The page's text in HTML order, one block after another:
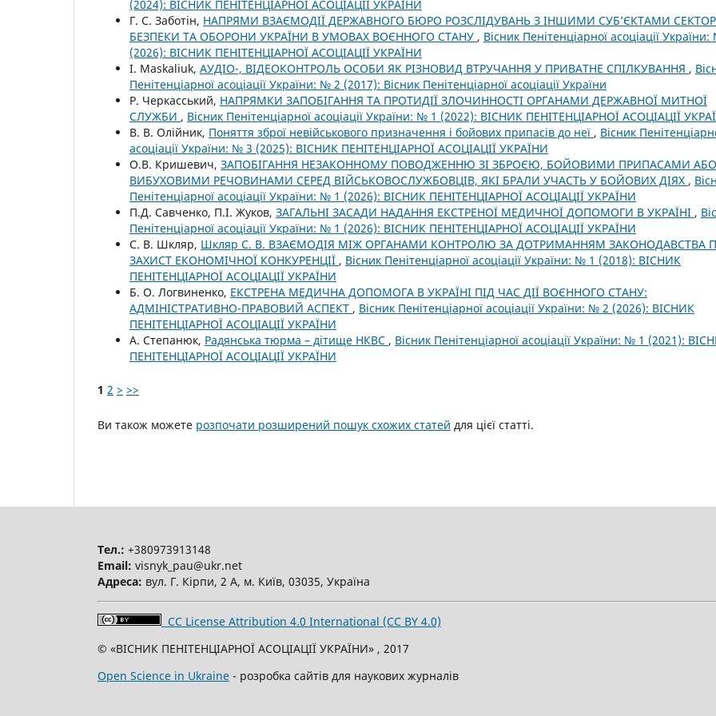
(2024): ВІСНИК ПЕНІТЕНЦІАРНОЇ АСОЦІАЦІЇ УКРАЇНИ
Г. С. Заботін, НАПРЯМИ ВЗАЄМОДІЇ ДЕРЖАВНОГО БЮРО РОЗСЛІДУВАНЬ З ІНШИМИ СУБ’ЄКТАМИ
БЕЗПЕКИ ТА ОБОРОНИ УКРАЇНИ В УМОВАХ ВОЄННОГО СТАНУ , Вісник Пенітенціарної асоціації
(2026): ВІСНИК ПЕНІТЕНЦІАРНОЇ АСОЦІАЦІЇ УКРАЇНИ
І. Маskаliuk, АУДІО-, ВІДЕОКОНТРОЛЬ ОСОБИ ЯК РІЗНОВИД ВТРУЧАННЯ У ПРИВАТНЕ СПІЛКУВАННЯ ,
Пенітенціарної асоціації України: № 2 (2017): Вісник Пенітенціарної асоціації України
Р. Черкасський, НАПРЯМКИ ЗАПОБІГАННЯ ТА ПРОТИДІЇ ЗЛОЧИННОСТІ ОРГАНАМИ ДЕРЖАВНОЇ МИТНОЇ
СЛУЖБИ , Вісник Пенітенціарної асоціації України: № 1 (2022): ВІСНИК ПЕНІТЕНЦІАРНОЇ АСОЦІАЦІЇ
В. В. Олійник, Поняття зброї невійськового призначення і бойових припасів до неї , Вісник
асоціації України: № 3 (2025): ВІСНИК ПЕНІТЕНЦІАРНОЇ АСОЦІАЦІЇ УКРАЇНИ
О.В. Кришевич, ЗАПОБІГАННЯ НЕЗАКОННОМУ ПОВОДЖЕННЮ ЗІ ЗБРОЄЮ, БОЙОВИМИ ПРИПАСАМИ АБО
ВИБУХОВИМИ РЕЧОВИНАМИ СЕРЕД ВІЙСЬКОВОСЛУЖБОВЦІВ, ЯКІ БРАЛИ УЧАСТЬ У БОЙОВИХ ДІЯХ ,
Пенітенціарної асоціації України: № 1 (2026): ВІСНИК ПЕНІТЕНЦІАРНОЇ АСОЦІАЦІЇ УКРАЇНИ
П.Д. Савченко, П.І. Жуков, ЗАГАЛЬНІ ЗАСАДИ НАДАННЯ ЕКСТРЕНОЇ МЕДИЧНОЇ ДОПОМОГИ В УКРАЇНІ ,
Пенітенціарної асоціації України: № 1 (2026): ВІСНИК ПЕНІТЕНЦІАРНОЇ АСОЦІАЦІЇ УКРАЇНИ
С. В. Шкляр, Шкляр С. В. ВЗАЄМОДІЯ МІЖ ОРГАНАМИ КОНТРОЛЮ ЗА ДОТРИМАННЯМ ЗАКОНОДАВСТВА
ЗАХИСТ ЕКОНОМІЧНОЇ КОНКУРЕНЦІЇ , Вісник Пенітенціарної асоціації України: № 1 (2018): ВІСНИК
ПЕНІТЕНЦІАРНОЇ АСОЦІАЦІЇ УКРАЇНИ
Б. О. Логвиненко, ЕКСТРЕНА МЕДИЧНА ДОПОМОГА В УКРАЇНІ ПІД ЧАС ДІЇ ВОЄННОГО СТАНУ:
АДМІНІСТРАТИВНО-ПРАВОВИЙ АСПЕКТ , Вісник Пенітенціарної асоціації України: № 2 (2026): ВІСНИК
ПЕНІТЕНЦІАРНОЇ АСОЦІАЦІЇ УКРАЇНИ
А. Степанюк, Радянська тюрма – дітище НКВС , Вісник Пенітенціарної асоціації України: № 1 (2021):
ПЕНІТЕНЦІАРНОЇ АСОЦІАЦІЇ УКРАЇНИ
1 2 > >>
Ви також можете розпочати розширений пошук схожих статей для цієї статті.
Тел.: +380973913148
Email: visnyk_pau@ukr.net
Адреса: вул. Г. Кірпи, 2 А, м. Київ, 03035, Україна
CC License Attribution 4.0 International (CC BY 4.0)
© «ВІСНИК ПЕНІТЕНЦІАРНОЇ АСОЦІАЦІЇ УКРАЇНИ» , 2017
Open Science in Ukraine - розробка сайтів для наукових журналів